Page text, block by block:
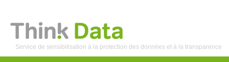
Service de sensibilisation à la protection des données et à la transparence